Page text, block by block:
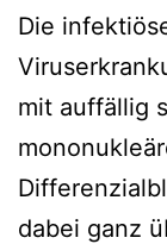
Die
mit auffällig
dabei ganz